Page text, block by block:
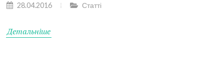
28.04.2016 Статті
Детальніше